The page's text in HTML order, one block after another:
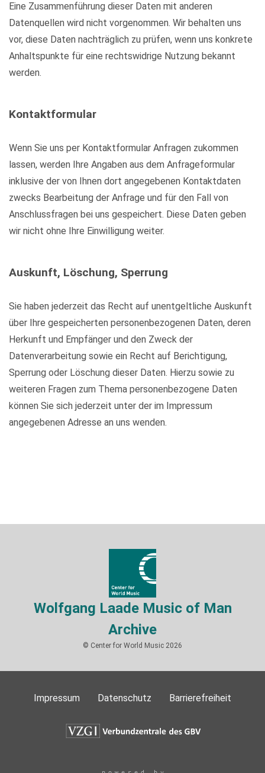
Eine Zusammenführung dieser Daten mit anderen
Datenquellen wird nicht vorgenommen. Wir behalten uns
vor, diese Daten nachträglich zu prüfen, wenn uns konkrete
Anhaltspunkte für eine rechtswidrige Nutzung bekannt
werden.
Kontaktformular
Wenn Sie uns per Kontaktformular Anfragen zukommen
lassen, werden Ihre Angaben aus dem Anfrageformular
inklusive der von Ihnen dort angegebenen Kontaktdaten
zwecks Bearbeitung der Anfrage und für den Fall von
Anschlussfragen bei uns gespeichert. Diese Daten geben
wir nicht ohne Ihre Einwilligung weiter.
Auskunft, Löschung, Sperrung
Sie haben jederzeit das Recht auf unentgeltliche Auskunft
über Ihre gespeicherten personenbezogenen Daten, deren
Herkunft und Empfänger und den Zweck der
Datenverarbeitung sowie ein Recht auf Berichtigung,
Sperrung oder Löschung dieser Daten. Hierzu sowie zu
weiteren Fragen zum Thema personenbezogene Daten
können Sie sich jederzeit unter der im Impressum
angegebenen Adresse an uns wenden.
Wolfgang Laade Music of Man
Archive
© Center for World Music 2026
Impressum Datenschutz Barrierefreiheit